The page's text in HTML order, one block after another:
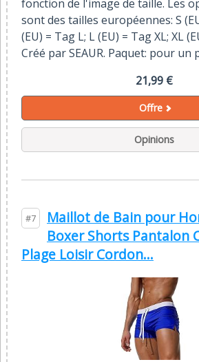
fonction de l'image de taille. Les
sont des tailles européennes: S
(EU) = Tag L; L (EU) = Tag XL; XL
Créé par SEAUR. Paquet: pour un
21,99 €
Offre
Opinions
#7
Maillot de Bain pour
Boxer Shorts Pantalon
Plage Loisir Cordon...